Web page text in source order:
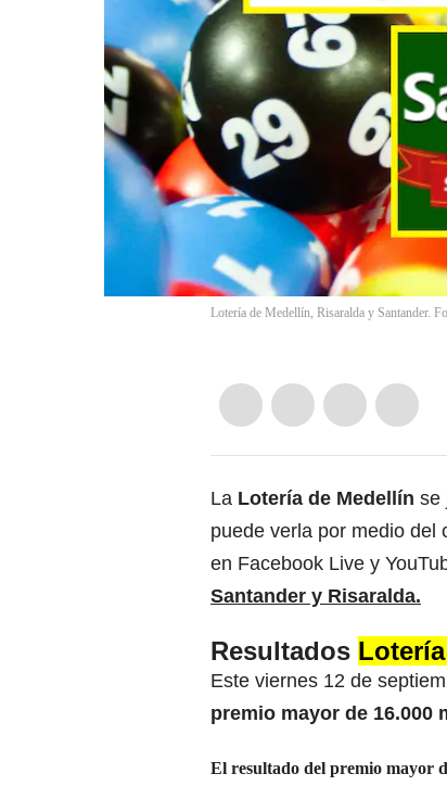
Lotería de Medellín, Risaralda y Santander.
La Lotería de Medellín se
puede verla por medio del
en Facebook Live y
Santander y Risaralda.
Resultados
Este viernes 12 de
premio mayor de 16.000
El resultado del premio mayor